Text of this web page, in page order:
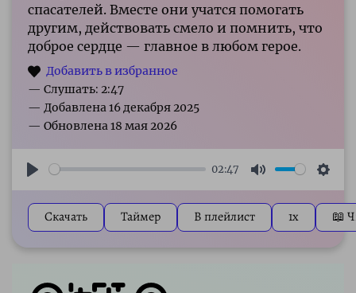
спасателей. Вместе они учатся помогать
другим, действовать смело и помнить, что
доброе сердце — главное в любом герое.
— Слушать: 2:47
02:47
Mute
Скачать Таймер В плейлист 1x 📖